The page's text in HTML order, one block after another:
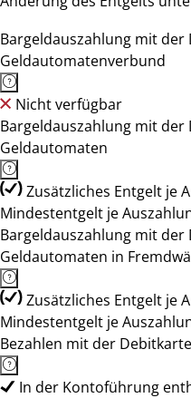
Bargeldauszahlung mit der
Geldautomatenverbund
Nicht verfügbar
Bargeldauszahlung mit
Geldautomaten
Zusätzliches Entgelt je
Mindestentgelt je
Bargeldauszahlung mit
Geldautomaten in
Zusätzliches Entgelt je
Mindestentgelt je
Bezahlen mit der
In der Kontoführung